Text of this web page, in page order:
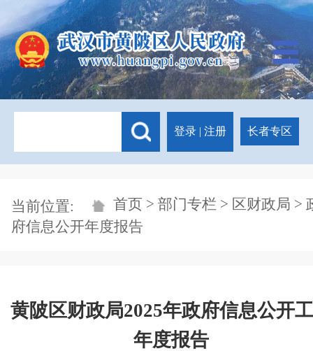
登录 | 注册 长者专区
当前位置: 首页 > 部门专栏 > 区财政局 >
府信息公开年度报告
黄陂区财政局2025年政府信息公开
年度报告